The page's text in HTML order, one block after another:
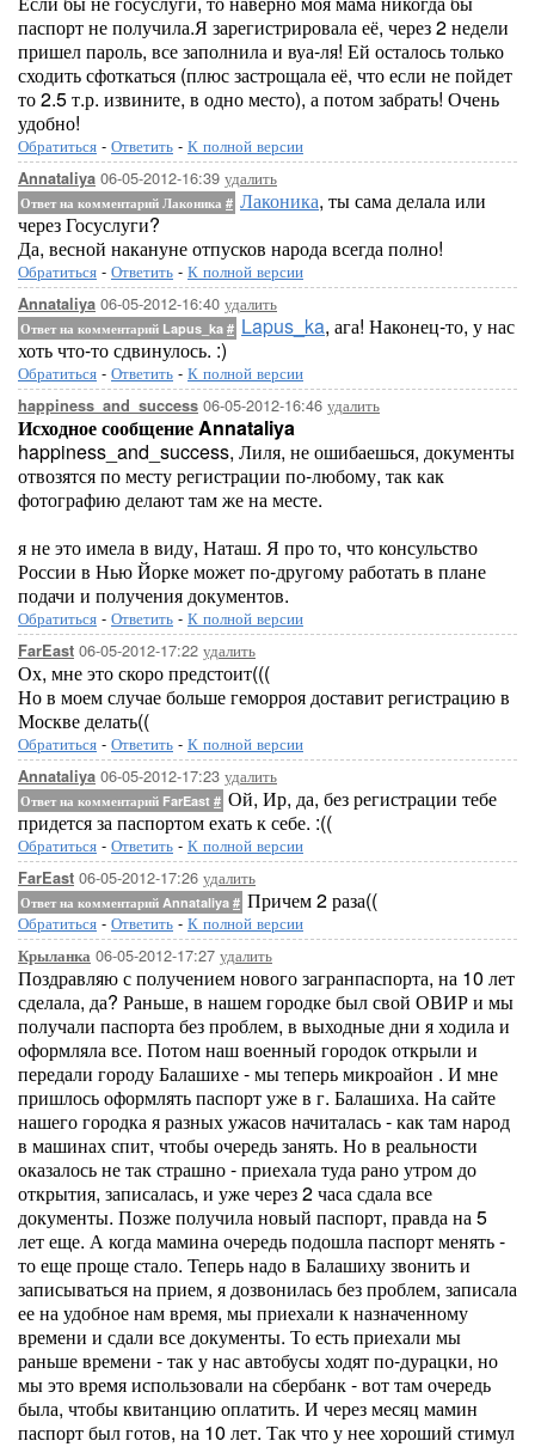
паспорт не получила.Я зарегистрировала её, через 2 недели
пришел пароль, все заполнила и вуа-ля! Ей осталось только
сходить сфоткаться (плюс застрощала её, что если не пойдет
то 2.5 т.р. извините, в одно место), а потом забрать! Очень
удобно!
Обратиться - Ответить - К полной версии
Annataliya 06-05-2012-16:39 удалить
Ответ на комментарий Лаконика # Лаконика, ты сама делала или
через Госуслуги?
Да, весной накануне отпусков народа всегда полно!
Обратиться - Ответить - К полной версии
Annataliya 06-05-2012-16:40 удалить
Ответ на комментарий Lapus_ka # Lapus_ka, ага! Наконец-то, у нас
хоть что-то сдвинулось. :)
Обратиться - Ответить - К полной версии
happiness_and_success 06-05-2012-16:46 удалить
Исходное сообщение Annataliya
happiness_and_success, Лиля, не ошибаешься, документы
отвозятся по месту регистрации по-любому, так как
фотографию делают там же на месте.
я не это имела в виду, Наташ. Я про то, что консульство
России в Нью Йорке может по-другому работать в плане
подачи и получения документов.
Обратиться - Ответить - К полной версии
FarEast 06-05-2012-17:22 удалить
Ох, мне это скоро предстоит(((
Но в моем случае больше геморроя доставит регистрацию в
Москве делать((
Обратиться - Ответить - К полной версии
Annataliya 06-05-2012-17:23 удалить
Ответ на комментарий FarEast # Ой, Ир, да, без регистрации тебе
придется за паспортом ехать к себе. :((
Обратиться - Ответить - К полной версии
FarEast 06-05-2012-17:26 удалить
Ответ на комментарий Annataliya # Причем 2 раза((
Обратиться - Ответить - К полной версии
Крыланка 06-05-2012-17:27 удалить
Поздравляю с получением нового загранпаспорта, на 10 лет
сделала, да? Раньше, в нашем городке был свой ОВИР и мы
получали паспорта без проблем, в выходные дни я ходила и
оформляла все. Потом наш военный городок открыли и
передали городу Балашихе - мы теперь микроайон . И мне
пришлось оформлять паспорт уже в г. Балашиха. На сайте
нашего городка я разных ужасов начиталась - как там народ
в машинах спит, чтобы очередь занять. Но в реальности
оказалось не так страшно - приехала туда рано утром до
открытия, записалась, и уже через 2 часа сдала все
документы. Позже получила новый паспорт, правда на 5
лет еще. А когда мамина очередь подошла паспорт менять -
то еще проще стало. Теперь надо в Балашиху звонить и
записываться на прием, я дозвонилась без проблем, записала
ее на удобное нам время, мы приехали к назначенному
времени и сдали все документы. То есть приехали мы
раньше времени - так у нас автобусы ходят по-дурацки, но
мы это время использовали на сбербанк - вот там очередь
была, чтобы квитанцию оплатить. И через месяц мамин
паспорт был готов, на 10 лет. Так что у нее хороший стимул